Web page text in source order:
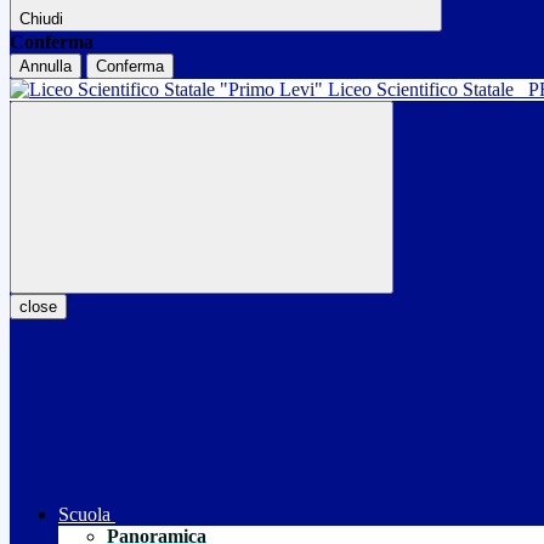
Chiudi
Conferma
Annulla Conferma
Liceo Scientifico Statale
close
Scuola
Panoramica